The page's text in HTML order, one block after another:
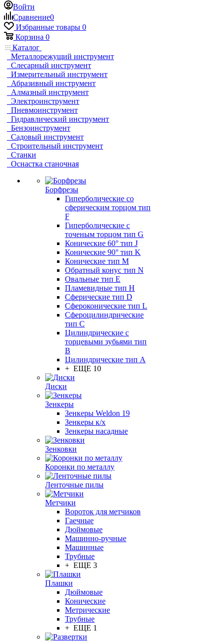
Войти
Сравнение0
Избранные товары 0
Корзина 0
Каталог
Металлорежущий инструмент
Слесарный инструмент
Измерительный инструмент
Абразивный инструмент
Алмазный инструмент
Электроинструмент
Пневмоинструмент
Гидравлический инструмент
Бензоинструмент
Садовый инструмент
Строительный инструмент
Станки
Оснастка станочная
Борфрезы
Гиперболические cо
сферическим торцом тип
F
Гиперболические с
точеным торцом тип G
Конические 60° тип J
Конические 90° тип K
Конические тип M
Обратный конус тип N
Овальные тип E
Пламевидные тип H
Сферические тип D
Сфероконические тип L
Сфероцилиндрические
тип C
Цилиндрические с
торцевыми зубьями тип
B
Цилиндрические тип А
+ ЕЩЕ 10
Диски
Зенкеры
Зенкеры Weldon 19
Зенкеры к/х
Зенкеры насадные
Зенковки
Коронки по металлу
Ленточные пилы
Метчики
Вороток для метчиков
Гаечные
Дюймовые
Машинно-ручные
Машинные
Трубные
+ ЕЩЕ 3
Плашки
Дюймовые
Конические
Метрические
Трубные
+ ЕЩЕ 1